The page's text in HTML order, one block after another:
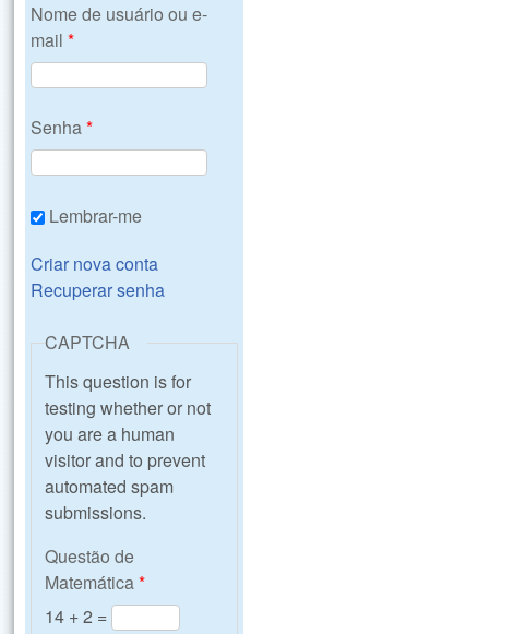
Nome de usuário ou e-
mail*
Senha*
Lembrar-me
Criar nova conta
Recuperar senha
CAPTCHA
This question is for
testing whether or not
you are a human
visitor and to prevent
automated spam
submissions.
Questão de
Matemática*
14 + 2 =